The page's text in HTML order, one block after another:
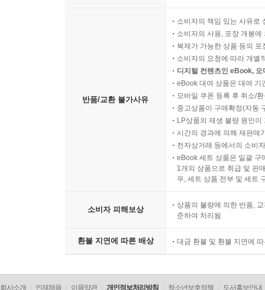
반품/교환 불가사유
소비자의 책임 있는 사유로
소비자의 사용, 포장 개봉
복제가 가능한 상품 등의
소비자의 요청에 따라 개별
디지털 컨텐츠인 eBook,
eBook 대여 상품은 대여 기
모바일 쿠폰 등록 후 취소/
중고상품이 구매확정(자동
LP상품의 재생 불량 원인
시간의 경과에 의해 재판매
전자상거래 등에서의 소비
eBook 세트 상품은 일괄 구
1개의 상품으로 취급 및 판
우, 세트 상품 전부 및 세트
소비자 피해보상
상품의 불량에 의한 반품,
준하여 처리됨
환불 지연에 따른 배상 대금 환불 및 환불 지연에
회사소개 인재채용 이용약관 개인정보처리방침 청소년보호정책 도서홍보안내